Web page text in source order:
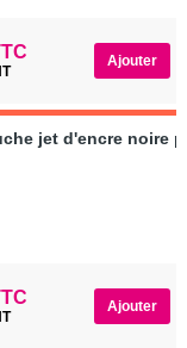
jet d'encre noire